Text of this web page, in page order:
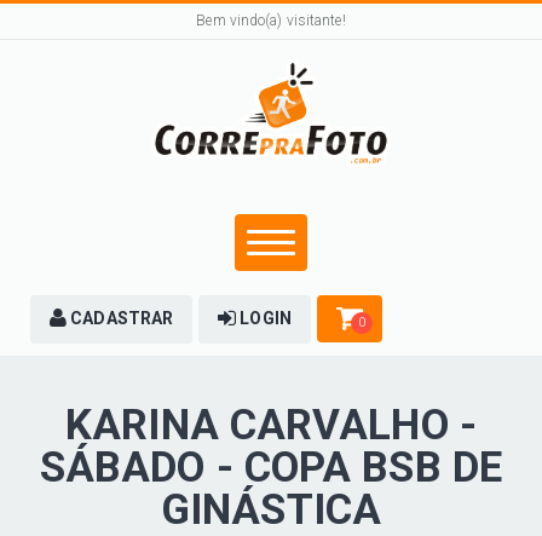
Bem vindo(a) visitante!
CADASTRAR LOGIN 0
KARINA CARVALHO -
SÁBADO - COPA BSB DE
GINÁSTICA